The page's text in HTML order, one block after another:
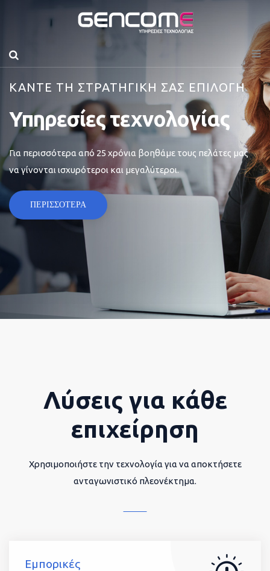
ΚΑΝΤΕ ΤΗ ΣΤΡΑΤΗΓΙΚΗ ΣΑΣ ΕΠΙΛΟΓΗ
Υπηρεσίες τεχνολογίας
Για περισσότερα από 25 χρόνια βοηθάμε τους πελάτες μας
να γίνονται ισχυρότεροι και μεγαλύτεροι.
ΠΕΡΙΣΣΟΤΕΡΑ
Λύσεις για κάθε
επιχείρηση
Χρησιμοποιήστε την τεχνολογία για να αποκτήσετε
ανταγωνιστικό πλεονέκτημα.
Εμπορικές